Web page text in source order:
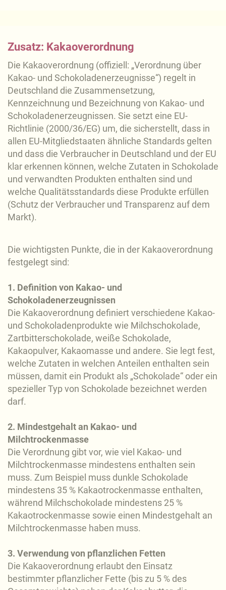
Zusatz: Kakaoverordnung
Die Kakaoverordnung (offiziell: „Verordnung über
Kakao- und Schokoladenerzeugnisse“) regelt in
Deutschland die Zusammensetzung,
Kennzeichnung und Bezeichnung von Kakao- und
Schokoladenerzeugnissen. Sie setzt eine EU-
Richtlinie (2000/36/EG) um, die sicherstellt, dass in
allen EU-Mitgliedstaaten ähnliche Standards gelten
und dass die Verbraucher in Deutschland und der EU
klar erkennen können, welche Zutaten in Schokolade
und verwandten Produkten enthalten sind und
welche Qualitätsstandards diese Produkte erfüllen
(Schutz der Verbraucher und Transparenz auf dem
Markt).
Die wichtigsten Punkte, die in der Kakaoverordnung
festgelegt sind:
1. Definition von Kakao- und
Schokoladenerzeugnissen
Die Kakaoverordnung definiert verschiedene Kakao-
und Schokoladenprodukte wie Milchschokolade,
Zartbitterschokolade, weiße Schokolade,
Kakaopulver, Kakaomasse und andere. Sie legt fest,
welche Zutaten in welchen Anteilen enthalten sein
müssen, damit ein Produkt als „Schokolade“ oder ein
spezieller Typ von Schokolade bezeichnet werden
darf.
2. Mindestgehalt an Kakao- und
Milchtrockenmasse
Die Verordnung gibt vor, wie viel Kakao- und
Milchtrockenmasse mindestens enthalten sein
muss. Zum Beispiel muss dunkle Schokolade
mindestens 35 % Kakaotrockenmasse enthalten,
während Milchschokolade mindestens 25 %
Kakaotrockenmasse sowie einen Mindestgehalt an
Milchtrockenmasse haben muss.
3. Verwendung von pflanzlichen Fetten
Die Kakaoverordnung erlaubt den Einsatz
bestimmter pflanzlicher Fette (bis zu 5 % des